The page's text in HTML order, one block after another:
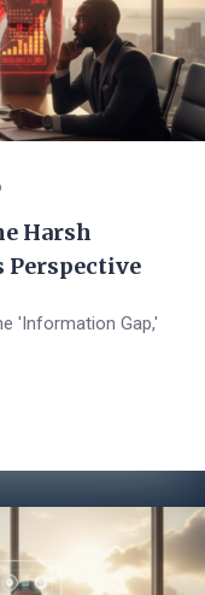
Harsh
Perspective
'Information Gap,'